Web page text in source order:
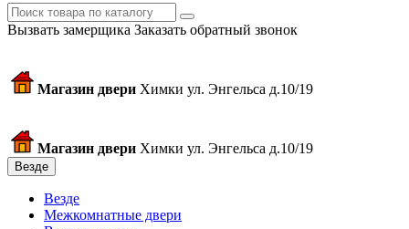
Вызвать замерщика Заказать обратный звонок
Магазин двери Химки ул. Энгельса д.10/19
Магазин двери Химки ул. Энгельса д.10/19
Везде
Везде
Межкомнатные двери